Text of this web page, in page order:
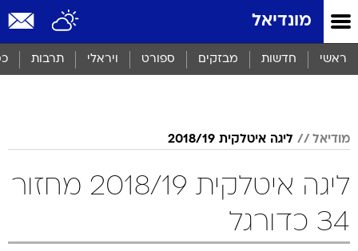
מונדיאל
ראשי חדשות מבזקים ספורט ויראלי תרבות
מודיאל ליגה איטלקית 2018/19
ליגה איטלקית 2018/19 מחזור
34 כדורגל